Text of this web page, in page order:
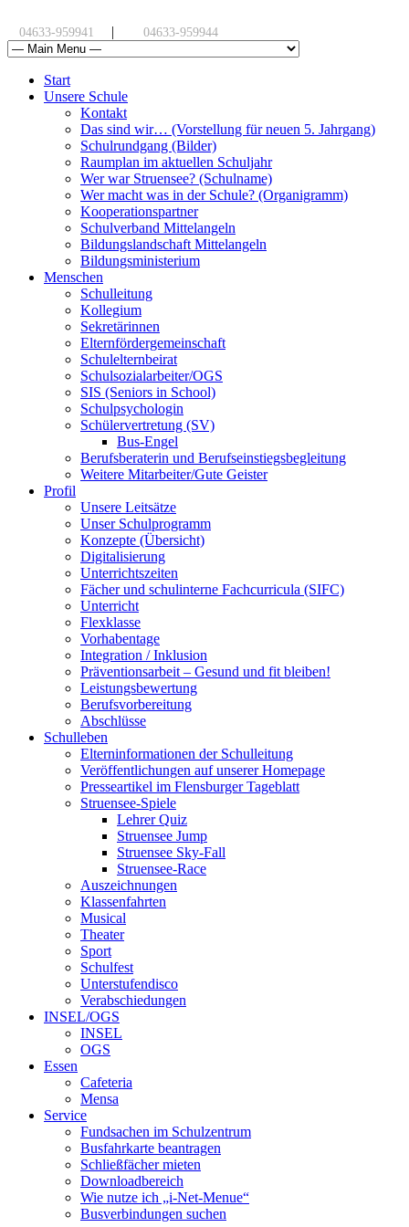
04633-959941 | 04633-959944
Start
Unsere Schule
Kontakt
Das sind wir… (Vorstellung für neuen 5. Jahrgang)
Schulrundgang (Bilder)
Raumplan im aktuellen Schuljahr
Wer war Struensee? (Schulname)
Wer macht was in der Schule? (Organigramm)
Kooperationspartner
Schulverband Mittelangeln
Bildungslandschaft Mittelangeln
Bildungsministerium
Menschen
Schulleitung
Kollegium
Sekretärinnen
Elternfördergemeinschaft
Schulelternbeirat
Schulsozialarbeiter/OGS
SIS (Seniors in School)
Schulpsychologin
Schülervertretung (SV)
Bus-Engel
Berufsberaterin und Berufseinstiegsbegleitung
Weitere Mitarbeiter/Gute Geister
Profil
Unsere Leitsätze
Unser Schulprogramm
Konzepte (Übersicht)
Digitalisierung
Unterrichtszeiten
Fächer und schulinterne Fachcurricula (SIFC)
Unterricht
Flexklasse
Vorhabentage
Integration / Inklusion
Präventionsarbeit – Gesund und fit bleiben!
Leistungsbewertung
Berufsvorbereitung
Abschlüsse
Schulleben
Elterninformationen der Schulleitung
Veröffentlichungen auf unserer Homepage
Presseartikel im Flensburger Tageblatt
Struensee-Spiele
Lehrer Quiz
Struensee Jump
Struensee Sky-Fall
Struensee-Race
Auszeichnungen
Klassenfahrten
Musical
Theater
Sport
Schulfest
Unterstufendisco
Verabschiedungen
INSEL/OGS
INSEL
OGS
Essen
Cafeteria
Mensa
Service
Fundsachen im Schulzentrum
Busfahrkarte beantragen
Schließfächer mieten
Downloadbereich
Wie nutze ich „i-Net-Menue“
Busverbindungen suchen